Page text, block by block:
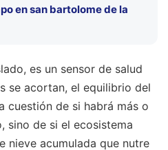
en san bartolome de la
es un sensor de salud
se acortan, el equilibrio del
cuestión de si habrá más o
sino de si el ecosistema
nieve acumulada que nutre